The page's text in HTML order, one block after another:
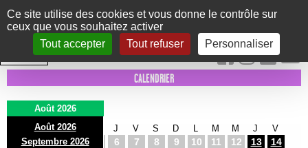
Panneau de gestion des cookies
Ce site utilise des cookies et vous donne le contrôle sur
ceux que vous souhaitez activer
Tout accepter
Tout refuser Personnaliser
Le Marni
CONCERTS DANSE/CIRQUE THÉÂTRE KIDS EXPOS EVENTS
INTRA MUROS
CALENDRIER
Août 2026
Août 2026
Septembre 2026
D
2
L
3
M
4
J
6
V
7
S
8
D
9 10
M
11
M
12
J
13
V
14